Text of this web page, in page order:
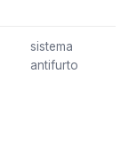
sistema
antifurto